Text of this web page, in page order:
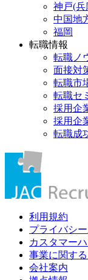
神戸(兵
中国地
福岡
転職情報
転職ノ
面接対
転職市
転職セ
採用企
採用企
転職成
利用規約
プライバシ
カスタマー
事業に関す
会社案内